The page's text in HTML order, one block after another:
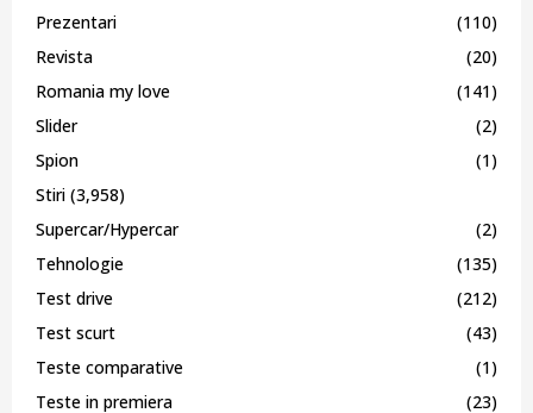
Prezentari
(110)
Revista
(20)
Romania my love
(141)
Slider
(2)
Spion
(1)
Stiri (3,958)
Supercar/Hypercar
(2)
Tehnologie
(135)
Test drive
(212)
Test scurt
(43)
Teste comparative
(1)
Teste in premiera
(23)